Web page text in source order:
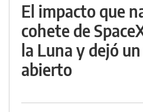
El impacto que
cohete de
la Luna y dejó
abierto